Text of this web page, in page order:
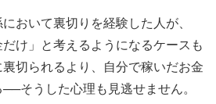
おいて裏切りを経験した人が、
だけ」と考えるようになるケースも
切られるより、自分で稼いだお金
そうした心理も見逃せません。